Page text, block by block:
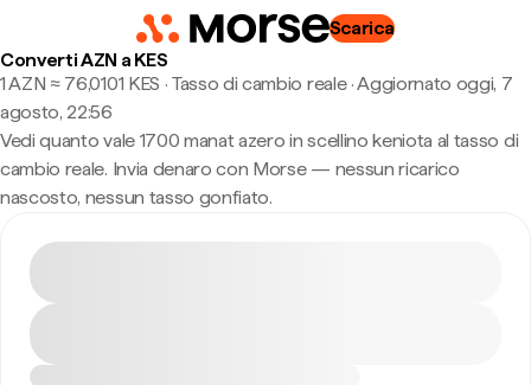
Scarica
Converti AZN a KES
1 AZN ≈ 76,0101 KES · Tasso di cambio reale·Aggiornato oggi, 7
agosto, 22:56
Vedi quanto vale 1700 manat azero in scellino keniota al tasso di
cambio reale. Invia denaro con Morse — nessun ricarico
nascosto, nessun tasso gonfiato.